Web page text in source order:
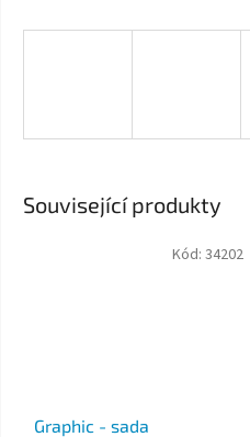
Související produkty
Graphic - sada
Kód: 34202